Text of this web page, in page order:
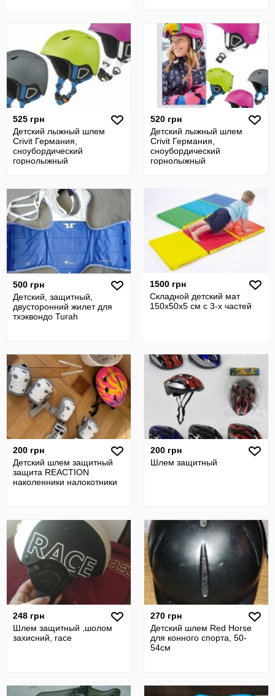
525 грн
Детский лыжный шлем
Crivit Германия,
сноубордический
горнолыжный
520 грн
Детский лыжный шлем
Crivit Германия,
сноубордический
горнолыжный
500 грн
Детский, защитный,
двусторонний жилет для
тхэквондо Turah
1500 грн
Складной детский мат
150х50х5 см с 3-х частей
200 грн
Детский шлем защитный
защита REACTION
наколенники налокотники
200 грн
Шлем защитный
248 грн
Шлем защитный ,шолом
захисний, race
270 грн
Детский шлем Red Horse
для конного спорта, 50-
54см